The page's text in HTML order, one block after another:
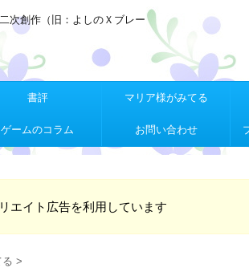
次創作（旧：よしのＸブレー
書評 マリア様がみてる
ゲームのコラム お問い合わせ
エイト広告を利用しています
>